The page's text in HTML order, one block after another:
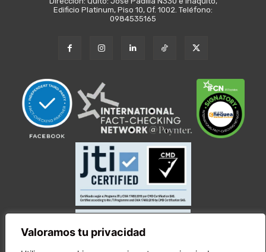
Valoramos tu privacidad
Edificio Platinum, Piso 10, Of. 1002. Teléfono:
0984535165